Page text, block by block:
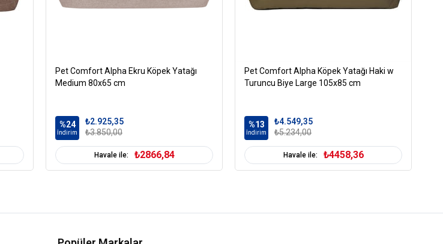
Pet Comfort Alpha Ekru Köpek Yatağı
Medium 80x65 cm
%24
İndirim
₺2.925,35
₺3.850,00
Havale ile: ₺2866,84
Pet Comfort Alpha Köpek Yatağı Haki w
Turuncu Biye Large 105x85 cm
%13
İndirim
₺4.549,35
₺5.234,00
Havale ile: ₺4458,36